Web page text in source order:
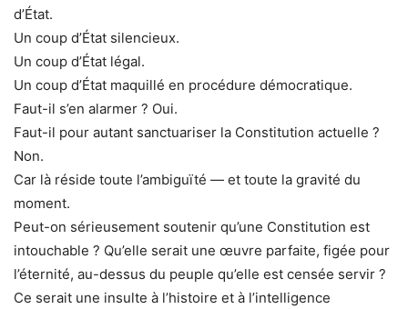
d’État.
Un coup d’État silencieux.
Un coup d’État légal.
Un coup d’État maquillé en procédure démocratique.
Faut-il s’en alarmer ? Oui.
Faut-il pour autant sanctuariser la Constitution actuelle ?
Non.
Car là réside toute l’ambiguïté — et toute la gravité du
moment.
Peut-on sérieusement soutenir qu’une Constitution est
intouchable ? Qu’elle serait une œuvre parfaite, figée pour
l’éternité, au-dessus du peuple qu’elle est censée servir ?
Ce serait une insulte à l’histoire et à l’intelligence